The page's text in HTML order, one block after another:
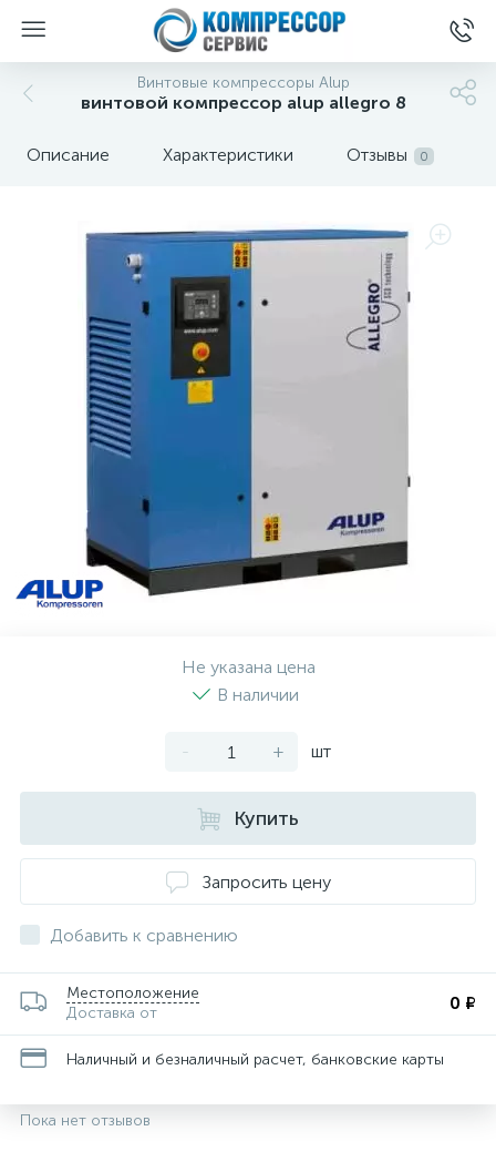
Винтовые компрессоры Alup
винтовой компрессор alup allegro 8
Описание Характеристики Отзывы 0
Не указана цена
В наличии
- + шт
Купить
Запросить цену
Добавить к сравнению
Местоположение
Доставка от
0 ₽
Наличный и безналичный расчет, банковские карты
Пока нет отзывов